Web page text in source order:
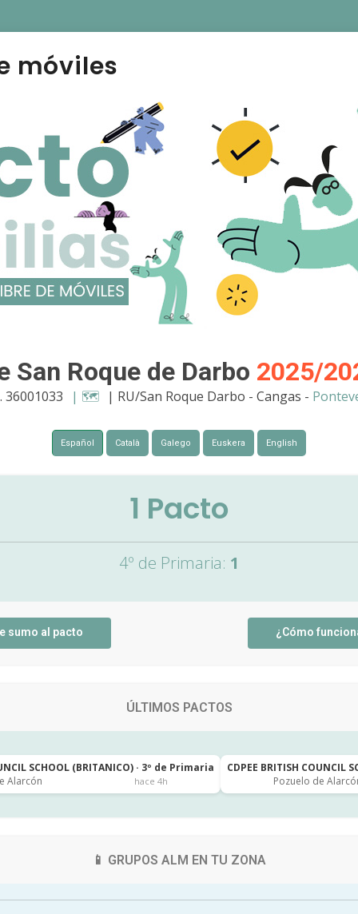
móviles
San Roque de Darbo 2025/
36001033 | 🗺️ | RU/San Roque Darbo - Cangas -
Español Català Galego Euskera English
1 Pacto
4º de Primaria: 1
sumo al pacto ¿Cómo
ÚLTIMOS PACTOS
SCHOOL (BRITANICO) · 3º de Primaria
Alarcón
hace 4h
CDPEE BRITISH COUNCIL
Pozuelo de
📱 GRUPOS ALM EN TU ZONA